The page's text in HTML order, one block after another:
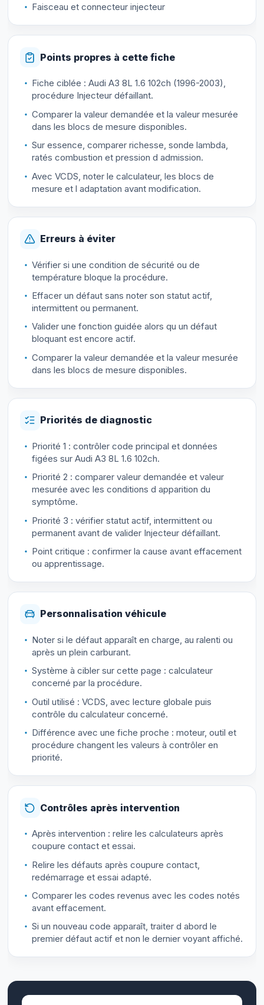
Faisceau et connecteur injecteur
Points propres à cette fiche
Fiche ciblée : Audi A3 8L 1.6 102ch (1996-2003),
procédure Injecteur défaillant.
Comparer la valeur demandée et la valeur mesurée
dans les blocs de mesure disponibles.
Sur essence, comparer richesse, sonde lambda,
ratés combustion et pression d admission.
Avec VCDS, noter le calculateur, les blocs de
mesure et l adaptation avant modification.
Erreurs à éviter
Vérifier si une condition de sécurité ou de
température bloque la procédure.
Effacer un défaut sans noter son statut actif,
intermittent ou permanent.
Valider une fonction guidée alors qu un défaut
bloquant est encore actif.
Comparer la valeur demandée et la valeur mesurée
dans les blocs de mesure disponibles.
Priorités de diagnostic
Priorité 1 : contrôler code principal et données
figées sur Audi A3 8L 1.6 102ch.
Priorité 2 : comparer valeur demandée et valeur
mesurée avec les conditions d apparition du
symptôme.
Priorité 3 : vérifier statut actif, intermittent ou
permanent avant de valider Injecteur défaillant.
Point critique : confirmer la cause avant effacement
ou apprentissage.
Personnalisation véhicule
Noter si le défaut apparaît en charge, au ralenti ou
après un plein carburant.
Système à cibler sur cette page : calculateur
concerné par la procédure.
Outil utilisé : VCDS, avec lecture globale puis
contrôle du calculateur concerné.
Différence avec une fiche proche : moteur, outil et
procédure changent les valeurs à contrôler en
priorité.
Contrôles après intervention
Après intervention : relire les calculateurs après
coupure contact et essai.
Relire les défauts après coupure contact,
redémarrage et essai adapté.
Comparer les codes revenus avec les codes notés
avant effacement.
Si un nouveau code apparaît, traiter d abord le
premier défaut actif et non le dernier voyant affiché.